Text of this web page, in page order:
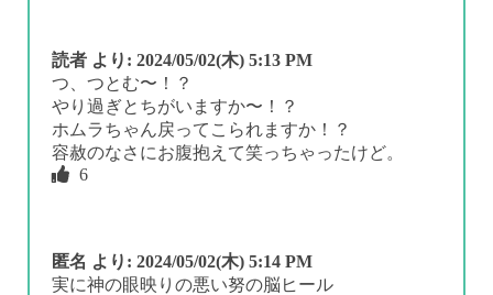
読者 より: 2024/05/02(木) 5:13 PM
つ、つとむ〜！？
やり過ぎとちがいますか〜！？
ホムラちゃん戻ってこられますか！？
容赦のなさにお腹抱えて笑っちゃったけど。
6
匿名 より: 2024/05/02(木) 5:14 PM
実に神の眼映りの悪い努の脳ヒール